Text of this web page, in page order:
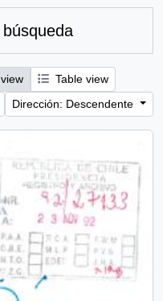
Table view
Dirección: Descendente